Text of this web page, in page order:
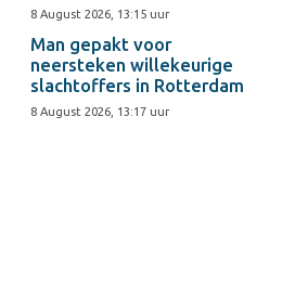
8 August 2026, 13:15 uur
Man gepakt voor
neersteken willekeurige
slachtoffers in Rotterdam
8 August 2026, 13:17 uur